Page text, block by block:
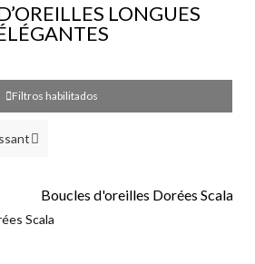
LONGUES
Filtros habilitados
Scala